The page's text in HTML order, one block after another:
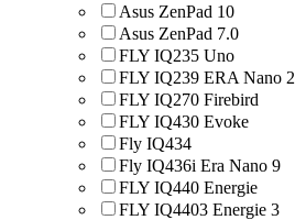
Asus ZenPad 10
Asus ZenPad 7.0
FLY IQ235 Uno
FLY IQ239 ERA Nano 2
FLY IQ270 Firebird
FLY IQ430 Evoke
Fly IQ434
Fly IQ436i Era Nano 9
FLY IQ440 Energie
FLY IQ4403 Energie 3